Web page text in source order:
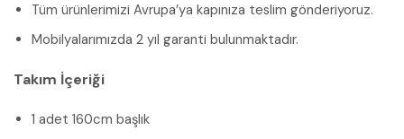
Tüm ürünlerimizi Avrupa’ya kapınıza teslim gönderiyoruz.
Mobilyalarımızda 2 yıl garanti bulunmaktadır.
Takım İçeriği
1 adet 160cm başlık